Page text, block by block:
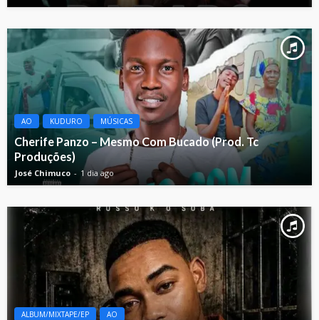
AO KUDURO MÚSICAS
Cherife Panzo – Mesmo Com Bucado (Prod. Tc
Produções)
José Chimuco 1 dia ago
ALBUM/MIXTAPE/EP AO